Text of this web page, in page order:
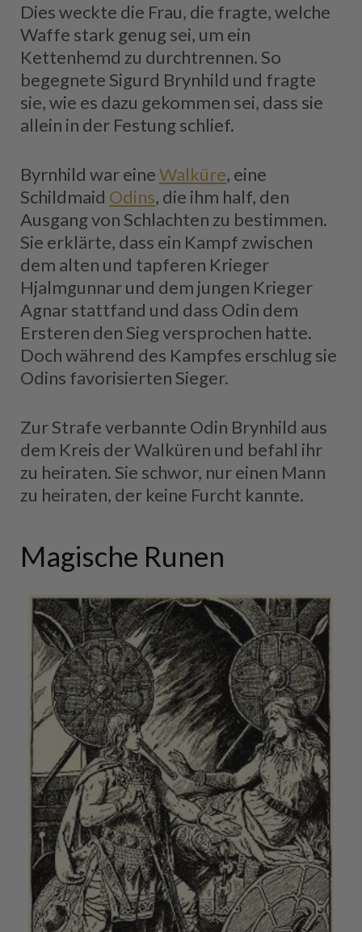
Dies weckte die Frau, die fragte, welche
Waffe stark genug sei, um ein
Kettenhemd zu durchtrennen. So
begegnete Sigurd Brynhild und fragte
sie, wie es dazu gekommen sei, dass sie
allein in der Festung schlief.
Byrnhild war eineWalküre, eine
Schildmaid Odins, die ihm half, den
Ausgang von Schlachten zu bestimmen.
Sie erklärte, dass ein Kampf zwischen
dem alten und tapferen Krieger
Hjalmgunnar und dem jungen Krieger
Agnar stattfand und dass Odin dem
Ersteren den Sieg versprochen hatte.
Doch während des Kampfes erschlug sie
Odins favorisierten Sieger.
Zur Strafe verbannte Odin Brynhild aus
dem Kreis der Walküren und befahl ihr
zu heiraten. Sie schwor, nur einen Mann
zu heiraten, der keine Furcht kannte.
Magische Runen